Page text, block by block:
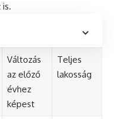
Változás
az előző
évhez
képest
Teljes
lakosság